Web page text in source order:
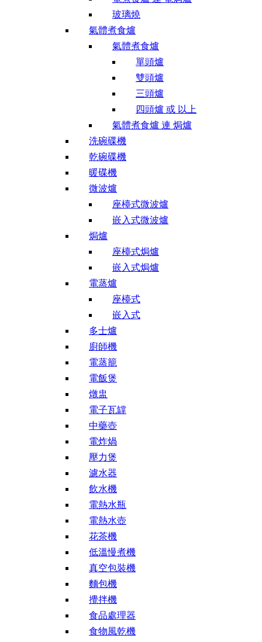
玻璃燒
氣體煮食爐
氣體煮食爐
單頭爐
雙頭爐
三頭爐
四頭爐 或 以上
氣體煮食爐 連 焗爐
洗碗碟機
乾碗碟機
暖碟機
微波爐
座檯式微波爐
嵌入式微波爐
焗爐
座檯式焗爐
嵌入式焗爐
電蒸爐
座檯式
嵌入式
多士爐
廚師機
電蒸籠
電飯煲
燉盅
電子瓦罉
中藥壺
電炸煱
壓力煲
濾水器
飲水機
電熱水瓶
電熱水壺
花茶機
低溫慢煮機
真空包裝機
麵包機
攪拌機
食品處理器
食物風乾機